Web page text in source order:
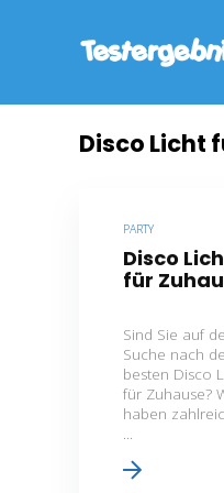
Disco Licht
PARTY
Disco
für
Sind Sie auf
Suche nach
besten Disco
für Zuhause?
haben
...